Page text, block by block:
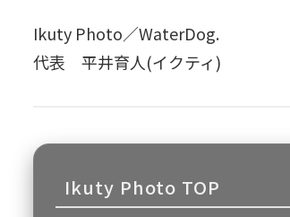
Ikuty Photo／WaterDog.
代表 平井育人(イクティ)
Ikuty Photo TOP